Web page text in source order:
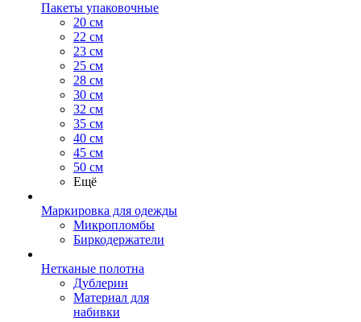
Пакеты упаковочные
20 см
22 см
23 см
25 см
28 см
30 см
32 см
35 см
40 см
45 см
50 см
Ещё
Маркировка для одежды
Микропломбы
Биркодержатели
Нетканые полотна
Дублерин
Материал для
набивки